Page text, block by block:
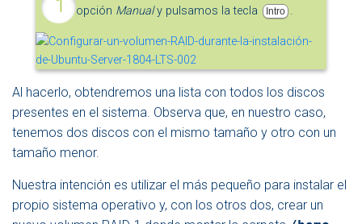
opción Manualy pulsamos la tecla Intro .
Al hacerlo, obtendremos una lista con todos los discos
presentes en el sistema. Observa que, en nuestro caso,
tenemos dos discos con el mismo tamaño y otro con un
tamaño menor.
Nuestra intención es utilizar el más pequeño para instalar el
propio sistema operativo y, con los otros dos, crear un